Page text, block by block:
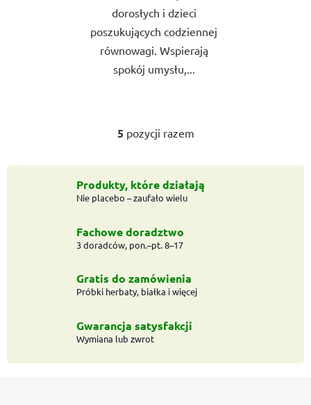
dorosłych i dzieci
poszukujących codziennej
równowagi. Wspierają
spokój umysłu,...
K
n
t
r
l
k
l
i
t
5pozycji razem
Produkty, które działają
Nie placebo – zaufało wielu
Fachowe doradztwo
3 doradców, pon.–pt. 8–17
Gratis do zamówienia
Próbki herbaty, białka i więcej
Gwarancja satysfakcji
Wymiana lub zwrot